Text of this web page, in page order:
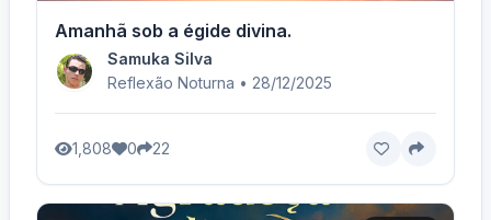
Amanhã sob a égide divina.
Samuka Silva
Reflexão Noturna • 28/12/2025
1,808 0 22